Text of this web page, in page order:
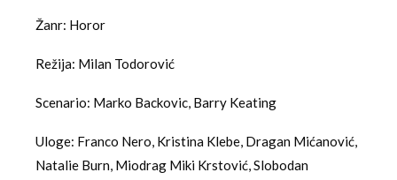
Žanr: Horor
Režija: Milan Todorović
Scenario: Marko Backovic, Barry Keating
Uloge: Franco Nero, Kristina Klebe, Dragan Mićanović,
Natalie Burn, Miodrag Miki Krstović, Slobodan